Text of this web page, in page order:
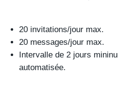
20 invitations/jour max.
20 messages/jour max.
Intervalle de 2 jours
automatisée.